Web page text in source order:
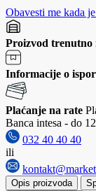
Obavesti me kada
Proizvod
Informacije o
Plaćanje na rate
Banca intesa - do
032 40 40 40
ili
Opis proizvoda